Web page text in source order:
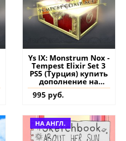
Ys IX: Monstrum Nox -
Tempest Elixir Set 3
PS5 (Турция) купить
дополнение на
аккаунт
995 руб.
НА АНГЛ.